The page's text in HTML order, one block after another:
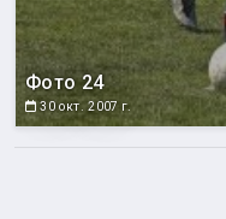
Фото 24
30 окт. 2007 г.